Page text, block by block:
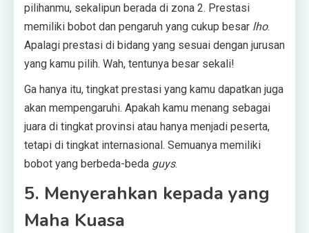
pilihanmu, sekalipun berada di zona 2. Prestasi
memiliki bobot dan pengaruh yang cukup besar lho.
Apalagi prestasi di bidang yang sesuai dengan jurusan
yang kamu pilih. Wah, tentunya besar sekali!
Ga hanya itu, tingkat prestasi yang kamu dapatkan juga
akan mempengaruhi. Apakah kamu menang sebagai
juara di tingkat provinsi atau hanya menjadi peserta,
tetapi di tingkat internasional. Semuanya memiliki
bobot yang berbeda-beda guys.
5. Menyerahkan kepada yang
Maha Kuasa